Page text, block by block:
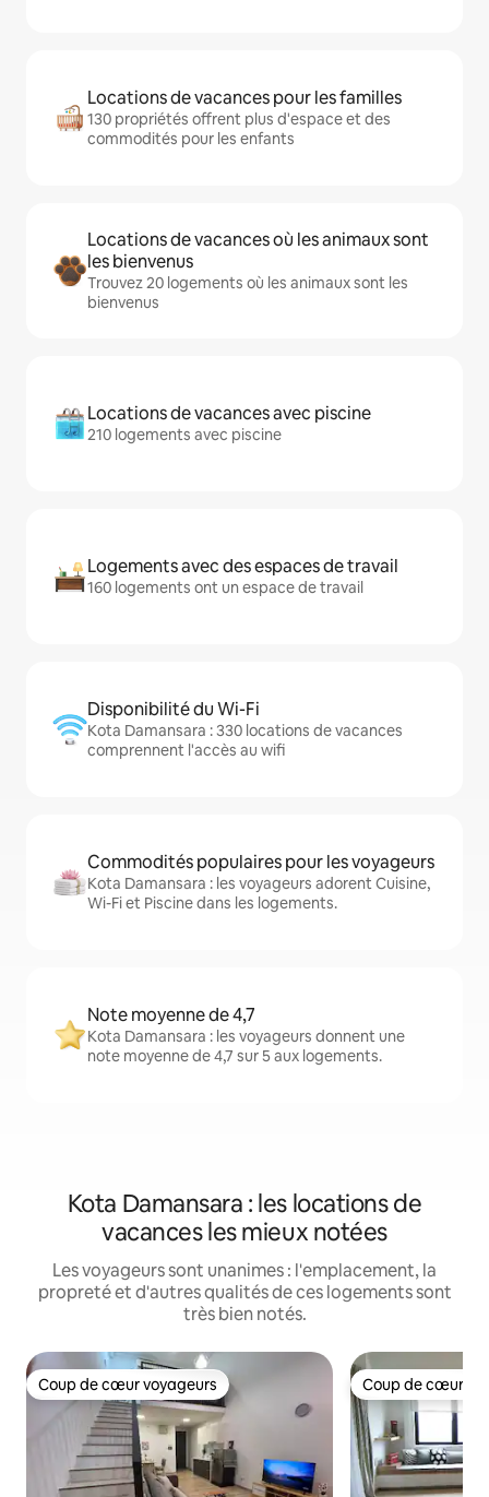
Locations de vacances pour les familles
130 propriétés offrent plus d'espace et des
commodités pour les enfants
Locations de vacances où les animaux sont
les bienvenus
Trouvez 20 logements où les animaux sont les
bienvenus
Locations de vacances avec piscine
210 logements avec piscine
Logements avec des espaces de travail
160 logements ont un espace de travail
Disponibilité du Wi-Fi
Kota Damansara : 330 locations de vacances
comprennent l'accès au wifi
Commodités populaires pour les voyageurs
Kota Damansara : les voyageurs adorent Cuisine,
Wi-Fi et Piscine dans les logements.
Note moyenne de 4,7
Kota Damansara : les voyageurs donnent une
note moyenne de 4,7 sur 5 aux logements.
Kota Damansara : les locations de
vacances les mieux notées
Les voyageurs sont unanimes : l'emplacement, la
propreté et d'autres qualités de ces logements sont
très bien notés.
Coup de cœur voyageurs
Coup de cœur voyageurs Coup de cœur
Coup de cœur